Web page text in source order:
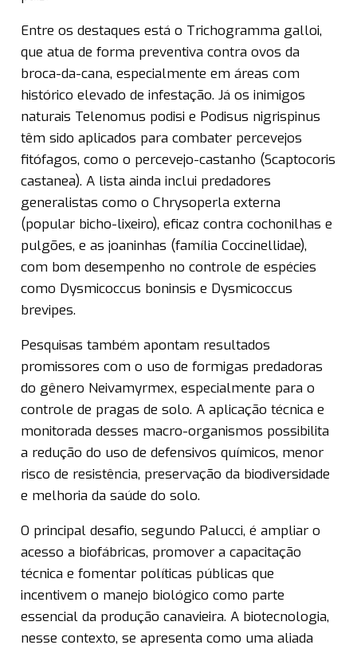
Entre os destaques está o Trichogramma galloi,
que atua de forma preventiva contra ovos da
broca-da-cana, especialmente em áreas com
histórico elevado de infestação. Já os inimigos
naturais Telenomus podisi e Podisus nigrispinus
têm sido aplicados para combater percevejos
fitófagos, como o percevejo-castanho (Scaptocoris
castanea). A lista ainda inclui predadores
generalistas como o Chrysoperla externa
(popular bicho-lixeiro), eficaz contra cochonilhas e
pulgões, e as joaninhas (família Coccinellidae),
com bom desempenho no controle de espécies
como Dysmicoccus boninsis e Dysmicoccus
brevipes.
Pesquisas também apontam resultados
promissores com o uso de formigas predadoras
do gênero Neivamyrmex, especialmente para o
controle de pragas de solo. A aplicação técnica e
monitorada desses macro-organismos possibilita
a redução do uso de defensivos químicos, menor
risco de resistência, preservação da biodiversidade
e melhoria da saúde do solo.
O principal desafio, segundo Palucci, é ampliar o
acesso a biofábricas, promover a capacitação
técnica e fomentar políticas públicas que
incentivem o manejo biológico como parte
essencial da produção canavieira. A biotecnologia,
nesse contexto, se apresenta como uma aliada